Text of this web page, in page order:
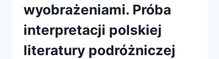
wyobrażeniami. Próba
interpretacji polskiej
literatury podróżniczej